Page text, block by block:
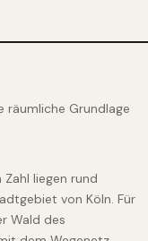
räumliche Grundlage
liegen rund
von Köln. Für
Wald des